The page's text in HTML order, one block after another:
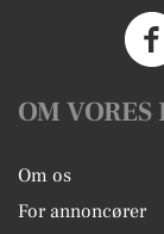
OM
Om os
For annoncører